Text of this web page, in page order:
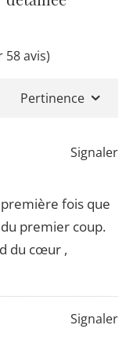
58 avis)
Pertinence
Signaler
fois que
premier coup.
du cœur ,
Signaler